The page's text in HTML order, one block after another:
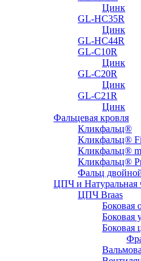
Цинк
GL-HC35R
Цинк
GL-HC44R
GL-С10R
Цинк
GL-С20R
Цинк
GL-С21R
Цинк
Фальцевая кровля
Кликфальц®
Кликфальц®
Кликфальц®
Кликфальц®
Фальц
ЦПЧ и Натуральная
ЦПЧ Braas
Боковая
Боковая
Боковая